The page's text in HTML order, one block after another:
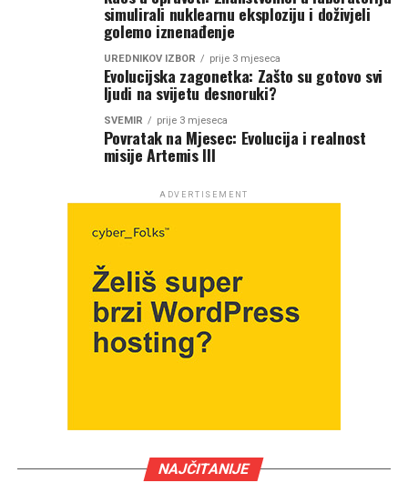
simulirali nuklearnu eksploziju i doživjeli
golemo iznenađenje
UREDNIKOV IZBOR prije 3 mjeseca
Evolucijska zagonetka: Zašto su gotovo svi
ljudi na svijetu desnoruki?
SVEMIR prije 3 mjeseca
Povratak na Mjesec: Evolucija i realnost
misije Artemis III
ADVERTISEMENT
NAJČITANIJE